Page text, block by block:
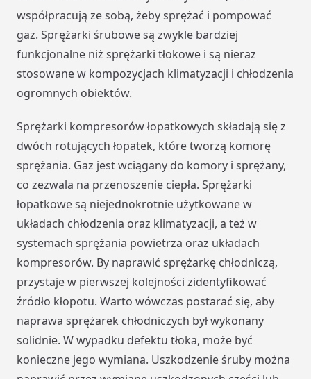
współpracują ze sobą, żeby sprężać i pompować
gaz. Sprężarki śrubowe są zwykle bardziej
funkcjonalne niż sprężarki tłokowe i są nieraz
stosowane w kompozycjach klimatyzacji i chłodzenia
ogromnych obiektów.
Sprężarki kompresorów łopatkowych składają się z
dwóch rotujących łopatek, które tworzą komorę
sprężania. Gaz jest wciągany do komory i sprężany,
co zezwala na przenoszenie ciepła. Sprężarki
łopatkowe są niejednokrotnie użytkowane w
układach chłodzenia oraz klimatyzacji, a też w
systemach sprężania powietrza oraz układach
kompresorów. By naprawić sprężarkę chłodniczą,
przystaje w pierwszej kolejności zidentyfikować
źródło kłopotu. Warto wówczas postarać się, aby
naprawa sprężarek chłodniczych był wykonany
solidnie. W wypadku defektu tłoka, może być
konieczne jego wymiana. Uszkodzenie śruby można